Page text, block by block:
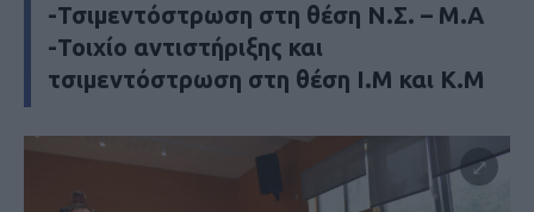
-Τσιμεντόστρωση στη θέση Ν.Σ. – Μ.Α
-Τοιχίο αντιστήριξης και
τσιμεντόστρωση στη θέση Ι.Μ και Κ.Μ